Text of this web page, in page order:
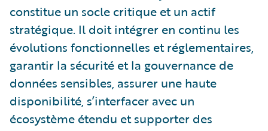
constitue un socle critique et un actif
stratégique. Il doit intégrer en continu les
évolutions fonctionnelles et réglementaires,
garantir la sécurité et la gouvernance de
données sensibles, assurer une haute
disponibilité, s’interfacer avec un
écosystème étendu et supporter des